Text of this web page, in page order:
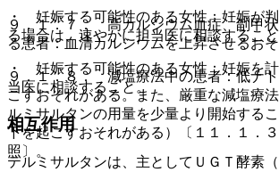
・ 妊娠する可能性のある女性：妊娠が
る場合は、速やかに担当医に相談するこ
・ 妊娠する可能性のある女性：妊娠を
当医に相談すること。
相互作用
テルミサルタンは、主としてＵＧＴ酵素
９．１．７． 高カルシウム血症、副甲
る患者：血清カルシウムを上昇させるおそ
９．１．８． 減塩療法中の患者：低ナ
こすおそれがある。また、厳重な減塩療
ルミサルタンの用量を少量より開始する
下を起こすおそれがある）〔１１．１．
照〕。